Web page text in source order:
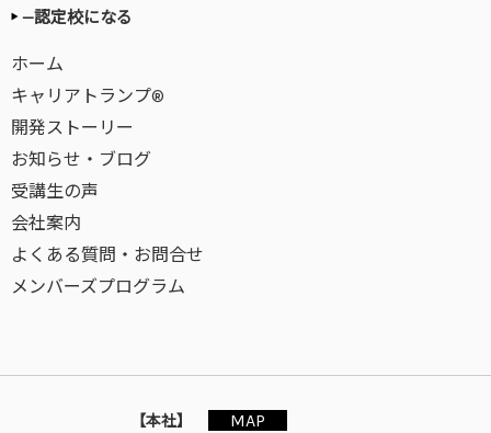
—認定校になる
ホーム
キャリアトランプ®
開発ストーリー
お知らせ・ブログ
受講生の声
会社案内
よくある質問・お問合せ
メンバーズプログラム
【本社】 MAP